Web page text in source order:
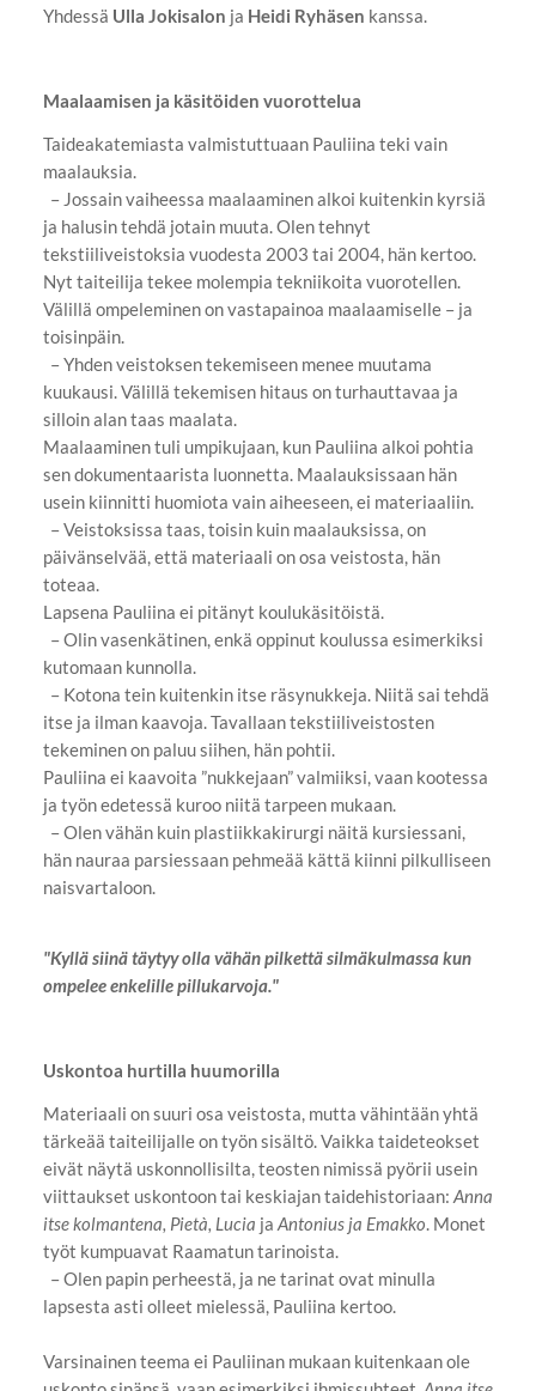
Yhdessä Ulla Jokisalon ja Heidi Ryhäsen kanssa.
Maalaamisen ja käsitöiden vuorottelua
Taideakatemiasta valmistuttuaan Pauliina teki vain
maalauksia.
– Jossain vaiheessa maalaaminen alkoi kuitenkin kyrsiä
ja halusin tehdä jotain muuta. Olen tehnyt
tekstiiliveistoksia vuodesta 2003 tai 2004, hän kertoo.
Nyt taiteilija tekee molempia tekniikoita vuorotellen.
Välillä ompeleminen on vastapainoa maalaamiselle – ja
toisinpäin.
– Yhden veistoksen tekemiseen menee muutama
kuukausi. Välillä tekemisen hitaus on turhauttavaa ja
silloin alan taas maalata.
Maalaaminen tuli umpikujaan, kun Pauliina alkoi pohtia
sen dokumentaarista luonnetta. Maalauksissaan hän
usein kiinnitti huomiota vain aiheeseen, ei materiaaliin.
– Veistoksissa taas, toisin kuin maalauksissa, on
päivänselvää, että materiaali on osa veistosta, hän
toteaa.
Lapsena Pauliina ei pitänyt koulukäsitöistä.
– Olin vasenkätinen, enkä oppinut koulussa esimerkiksi
kutomaan kunnolla.
– Kotona tein kuitenkin itse räsynukkeja. Niitä sai tehdä
itse ja ilman kaavoja. Tavallaan tekstiiliveistosten
tekeminen on paluu siihen, hän pohtii.
Pauliina ei kaavoita ”nukkejaan” valmiiksi, vaan kootessa
ja työn edetessä kuroo niitä tarpeen mukaan.
– Olen vähän kuin plastiikkakirurgi näitä kursiessani,
hän nauraa parsiessaan pehmeää kättä kiinni pilkulliseen
naisvartaloon.
"Kyllä siinä täytyy olla vähän pilkettä silmäkulmassa kun
ompelee enkelille pillukarvoja."
Uskontoa hurtilla huumorilla
Materiaali on suuri osa veistosta, mutta vähintään yhtä
tärkeää taiteilijalle on työn sisältö. Vaikka taideteokset
eivät näytä uskonnollisilta, teosten nimissä pyörii usein
viittaukset uskontoon tai keskiajan taidehistoriaan: Anna
itse kolmantena, Pietà, Lucia ja Antonius ja Emakko. Monet
työt kumpuavat Raamatun tarinoista.
– Olen papin perheestä, ja ne tarinat ovat minulla
lapsesta asti olleet mielessä, Pauliina kertoo.
Varsinainen teema ei Pauliinan mukaan kuitenkaan ole